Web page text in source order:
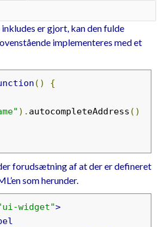
er gjort, kan den fulde
implementeres med et
() {
). autocompleteAddress ()
forudsætning af at der er defineret
som herunder.
widget">